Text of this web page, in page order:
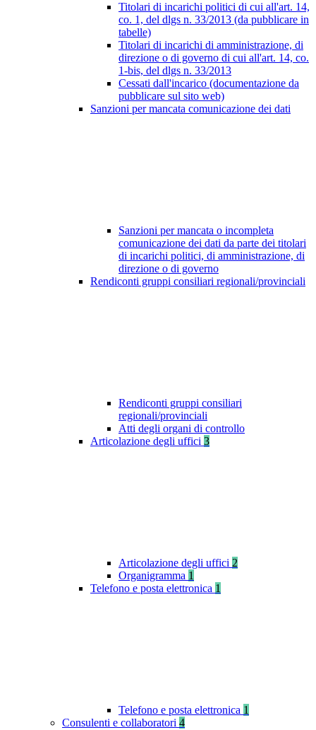
Titolari di incarichi politici di cui all'art. 14,
co. 1, del dlgs n. 33/2013 (da pubblicare in
tabelle)
Titolari di incarichi di amministrazione, di
direzione o di governo di cui all'art. 14, co.
1-bis, del dlgs n. 33/2013
Cessati dall'incarico (documentazione da
pubblicare sul sito web)
Sanzioni per mancata comunicazione dei dati
Sanzioni per mancata o incompleta
comunicazione dei dati da parte dei titolari
di incarichi politici, di amministrazione, di
direzione o di governo
Rendiconti gruppi consiliari regionali/provinciali
Rendiconti gruppi consiliari
regionali/provinciali
Atti degli organi di controllo
Articolazione degli uffici 3
Articolazione degli uffici 2
Organigramma 1
Telefono e posta elettronica 1
Telefono e posta elettronica 1
Consulenti e collaboratori 4